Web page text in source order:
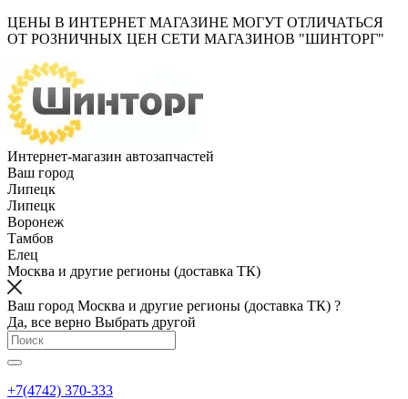
ЦЕНЫ В ИНТЕРНЕТ МАГАЗИНЕ МОГУТ ОТЛИЧАТЬСЯ
ОТ РОЗНИЧНЫХ ЦЕН СЕТИ МАГАЗИНОВ "ШИНТОРГ"
Интернет-магазин автозапчастей
Ваш город
Липецк
Липецк
Воронеж
Тамбов
Елец
Москва и другие регионы (доставка ТК)
Ваш город Москва и другие регионы (доставка ТК) ?
Да, все верно Выбрать другой
+7(4742) 370-333